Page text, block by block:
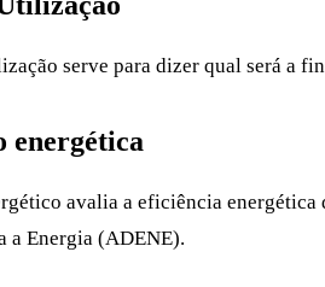
serve para dizer qual será a
energética
avalia a eficiência
a Energia (ADENE).